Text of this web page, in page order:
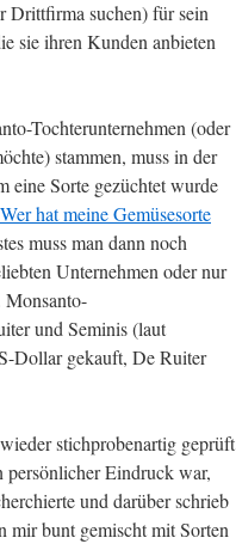
Drittfirma suchen) für sein
sie ihren Kunden anbieten
Tochterunternehmen (oder
stammen, muss in der
eine Sorte gezüchtet wurde
hat meine Gemüsesorte
muss man dann noch
Unternehmen oder nur
Monsanto-
und Seminis (laut
Dollar gekauft, De Ruiter
stichprobenartig geprüft
Eindruck war,
und darüber schrieb
mir bunt gemischt mit Sorten